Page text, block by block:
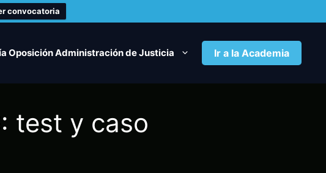
convocatoria
Oposición Administración de Justicia Ir a la Academia
test y caso